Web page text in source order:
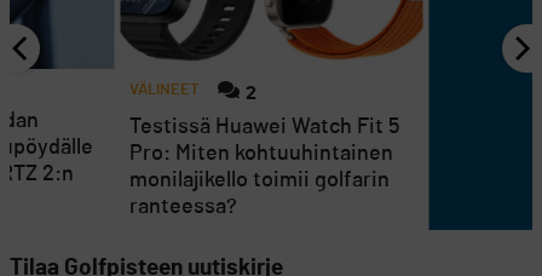
VÄLINEET 2
Testissä Huawei Watch Fit 5
Pro: Miten kohtuuhintainen
monilajikello toimii golfarin
ranteessa?
2:n
Tilaa Golfpisteen uutiskirje